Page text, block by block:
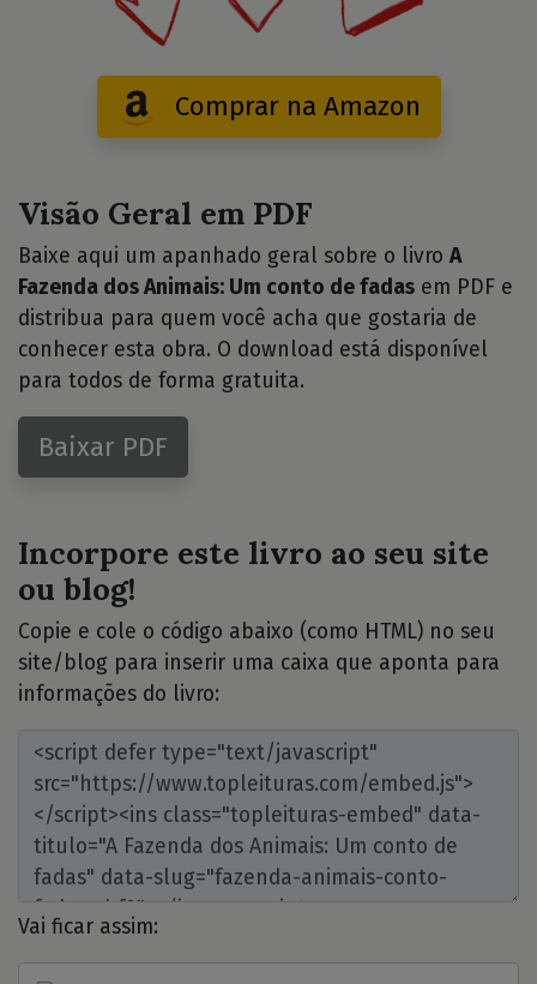
Comprar na Amazon
Visão Geral em PDF
Baixe aqui um apanhado geral sobre o livro A
Fazenda dos Animais: Um conto de fadas em PDF e
distribua para quem você acha que gostaria de
conhecer esta obra. O download está disponível
para todos de forma gratuita.
Baixar PDF
Incorpore este livro ao seu site
ou blog!
Copie e cole o código abaixo (como HTML) no seu
site/blog para inserir uma caixa que aponta para
informações do livro:
Vai ficar assim: